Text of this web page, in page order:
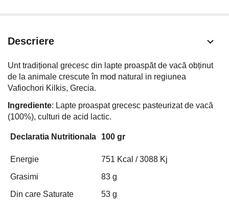
Descriere
Unt tradițional grecesc din lapte proaspăt de vacă obținut
de la animale crescute în mod natural in regiunea
Vafiochori Kilkis, Grecia.
Ingrediente: Lapte proaspat grecesc pasteurizatde vacă
(100%), culturi de acid lactic.
Declaratia Nutritionala 100 gr
Energie
Grasimi
Din care Saturate
751 Kcal / 3088 Kj
83 g
53 g